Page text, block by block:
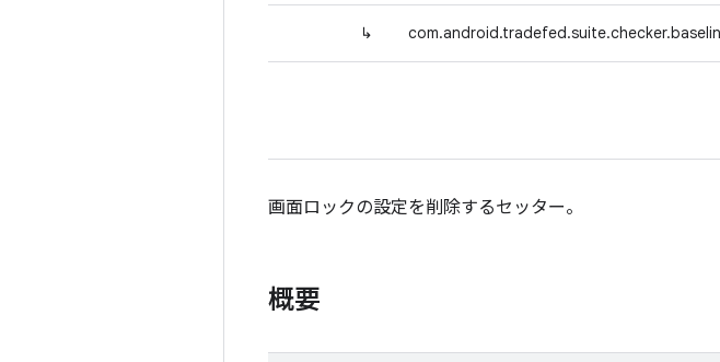
↳
画面ロックの設定を削除するセッター。
概要